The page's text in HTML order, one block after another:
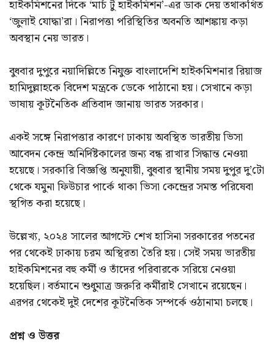
হাইকমিশনের দিকে ‘মার্চ টু হাইকমিশন’-এর ডাক দেয় তথাকথিত
‘জুলাই যোদ্ধা’রা। নিরাপত্তা পরিস্থিতির অবনতি আশঙ্কায় কড়া
অবস্থান নেয় ভারত।
বুধবার দুপুরে নয়াদিল্লিতে নিযুক্ত বাংলাদেশি হাইকমিশনার রিয়াজ
হামিদুল্লাহকে বিদেশ মন্ত্রকে ডেকে পাঠানো হয়। সেখানে কড়া
ভাষায় কূটনৈতিক প্রতিবাদ জানায় ভারত সরকার।
একই সঙ্গে নিরাপত্তার কারণে ঢাকায় অবস্থিত ভারতীয় ভিসা
আবেদন কেন্দ্র অনির্দিষ্টকালের জন্য বন্ধ রাখার সিদ্ধান্ত নেওয়া
হয়েছে। সরকারি বিজ্ঞপ্তি অনুযায়ী, বুধবার স্থানীয় সময় দুপুর দু’টো
থেকে যমুনা ফিউচার পার্কে থাকা ভিসা কেন্দ্রের সমস্ত পরিষেবা
স্থগিত করা হয়েছে।
উল্লেখ্য, ২০২৪ সালের আগস্টে শেখ হাসিনা সরকারের পতনের
পর থেকেই ঢাকায় চরম অস্থিরতা তৈরি হয়। সেই সময় ভারতীয়
হাইকমিশনের বহু কর্মী ও তাঁদের পরিবারকে সরিয়ে নেওয়া
হয়েছিল। বর্তমানে শুধুমাত্র জরুরি কর্মীরাই সেখানে রয়েছেন।
এরপর থেকেই দুই দেশের কূটনৈতিক সম্পর্কে ওঠানামা চলছে।
প্রশ্ন ও উত্তর